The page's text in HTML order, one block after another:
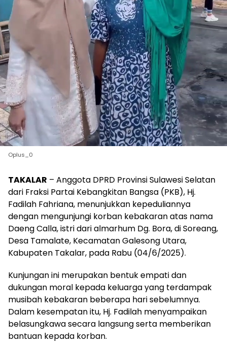
Oplus_0
TAKALAR – Anggota DPRD Provinsi Sulawesi Selatan
dari Fraksi Partai Kebangkitan Bangsa (PKB), Hj.
Fadilah Fahriana, menunjukkan kepeduliannya
dengan mengunjungi korban kebakaran atas nama
Daeng Calla, istri dari almarhum Dg. Bora, di Soreang,
Desa Tamalate, Kecamatan Galesong Utara,
Kabupaten Takalar, pada Rabu (04/6/2025).
Kunjungan ini merupakan bentuk empati dan
dukungan moral kepada keluarga yang terdampak
musibah kebakaran beberapa hari sebelumnya.
Dalam kesempatan itu, Hj. Fadilah menyampaikan
belasungkawa secara langsung serta memberikan
bantuan kepada korban.